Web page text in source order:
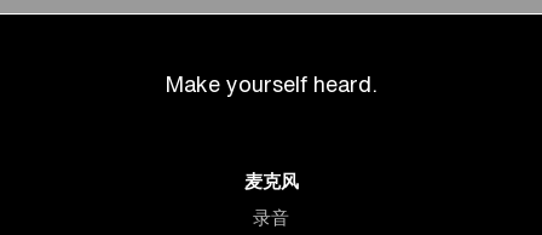
Make yourself heard.
麦克风
录音